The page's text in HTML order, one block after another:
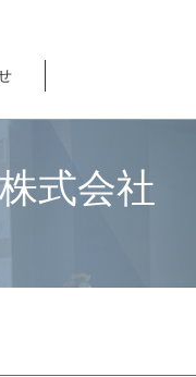
式会社